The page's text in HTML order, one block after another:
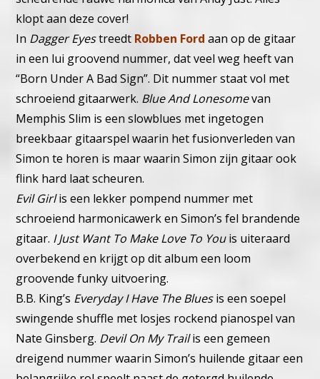
klopt aan deze cover!
In Dagger Eyestreedt Robben Fordaan op de gitaar
in een lui groovend nummer, dat veel weg heeft van
“Born Under A Bad Sign”. Dit nummer staat vol met
schroeiend gitaarwerk. Blue And Lonesomevan
Memphis Slim is een slowblues met ingetogen
breekbaar gitaarspel waarin het fusionverleden van
Simon te horen is maar waarin Simon zijn gitaar ook
flink hard laat scheuren.
Evil Girlis een lekker pompend nummer met
schroeiend harmonicawerk en Simon’s fel brandende
gitaar. I Just Want To Make Love To Youis uiteraard
overbekend en krijgt op dit album een loom
groovende funky uitvoering.
B.B. King’s Everyday I Have The Bluesis een soepel
swingende shuffle met losjes rockend pianospel van
Nate Ginsberg. Devil On My Trailis een gemeen
dreigend nummer waarin Simon’s huilende gitaar een